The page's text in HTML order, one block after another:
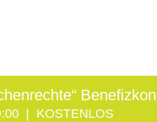
KOSTENLOS